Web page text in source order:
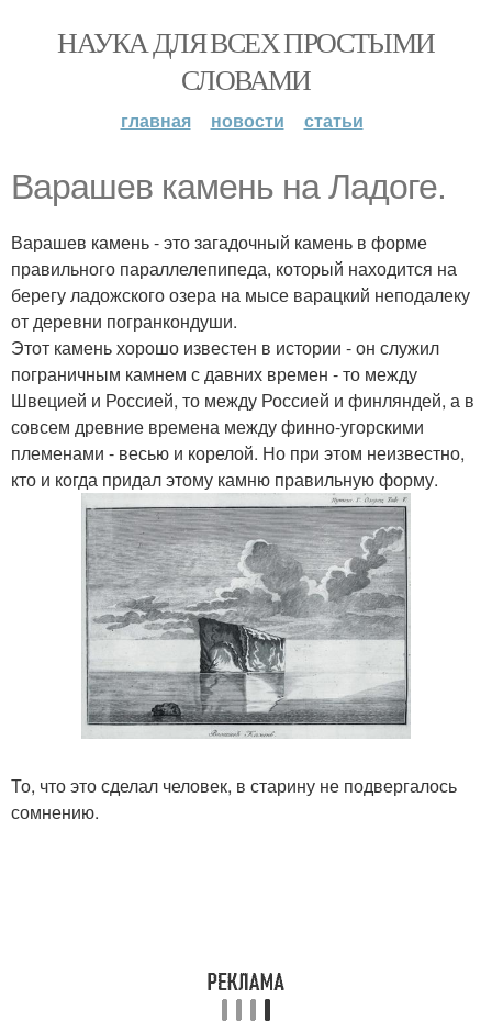
НАУКА ДЛЯ ВСЕХ ПРОСТЫМИ
СЛОВАМИ
главная новости статьи
Варашев камень на Ладоге.
Варашев камень - это загадочный камень в форме
правильного параллелепипеда, который находится на
берегу ладожского озера на мысе варацкий неподалеку
от деревни погранкондуши.
Этот камень хорошо известен в истории - он служил
пограничным камнем с давних времен - то между
Швецией и Россией, то между Россией и финляндей, а в
совсем древние времена между финно-угорскими
племенами - весью и корелой. Но при этом неизвестно,
кто и когда придал этому камню правильную форму.
То, что это сделал человек, в старину не подвергалось
сомнению.